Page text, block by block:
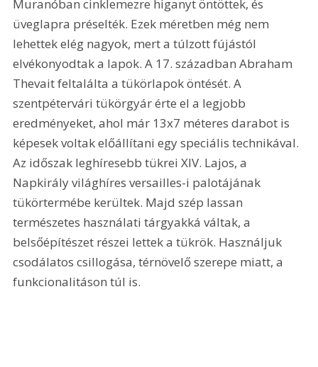
Muranóban cinklemezre higanyt öntöttek, és
üveglapra préselték. Ezek méretben még nem
lehettek elég nagyok, mert a túlzott fújástól
elvékonyodtak a lapok. A 17. században Abraham
Thevait feltalálta a tükörlapok öntését. A
szentpétervári tükörgyár érte el a legjobb
eredményeket, ahol már 13x7 méteres darabot is
képesek voltak előállítani egy speciális technikával.
Az időszak leghíresebb tükrei XIV. Lajos, a
Napkirály világhíres versailles-i palotájának
tükörtermébe kerültek. Majd szép lassan
természetes használati tárgyakká váltak, a
belsőépítészet részei lettek a tükrök. Használjuk
csodálatos csillogása, térnövelő szerepe miatt, a
funkcionalitáson túl is.